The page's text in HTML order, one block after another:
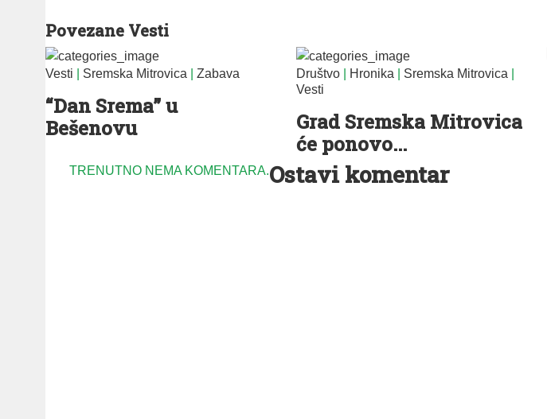
Povezane Vesti
Vesti Sremska Mitrovica Zabava
“Dan Srema” u
Bešenovu
Društvo Hronika Sremska Mitrovica
Vesti
Grad Sremska Mitrovica
će ponovo...
TRENUTNO NEMA KOMENTARA.Ostavi komentar